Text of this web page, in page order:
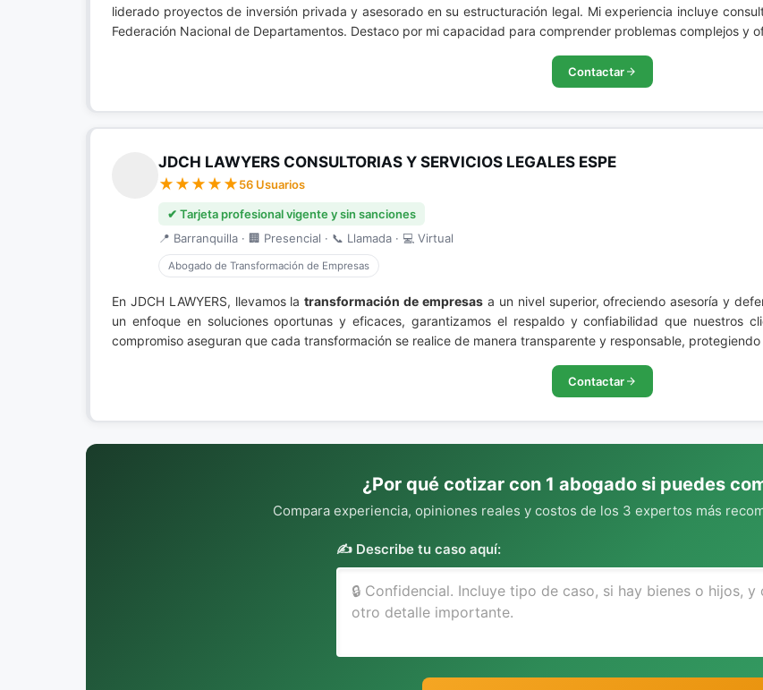
liderado proyectos de inversión privada y asesorado en su estructuración legal. Mi experiencia incluye
Federación Nacional de Departamentos. Destaco por mi capacidad para comprender problemas complejos y
Contactar
JDCH LAWYERS CONSULTORIAS Y SERVICIOS LEGALES ESPE
56 Usuarios
✔ Tarjeta profesional vigente y sin sanciones
📍 Barranquilla · 🏢 Presencial · 📞 Llamada · 💻 Virtual
Abogado de Transformación de Empresas
En JDCH LAWYERS, llevamos latransformación de empresas a un nivel superior, ofreciendo asesoría y
un enfoque en soluciones oportunas y eficaces, garantizamos el respaldo y confiabilidad que nuestros
compromiso aseguran que cada transformación se realice de manera transparente y responsable,
Contactar
¿Por qué cotizar con 1 abogado si puedes
Compara experiencia, opiniones reales y costos de los 3 expertos más
✍️ Describe tu caso aquí: